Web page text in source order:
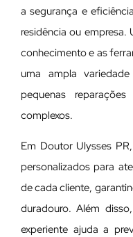
a segurança e
residência ou
conhecimento e as
uma ampla
pequenas
complexos.
Em Doutor Ulysses
personalizados para
de cada cliente,
duradouro. Além
experiente ajuda a